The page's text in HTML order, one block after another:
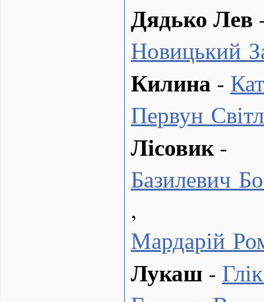
Дядько Лев
Новицький
Килина -
Первун
Лісовик-
Базилевич
,
Мардарій
Лукаш -